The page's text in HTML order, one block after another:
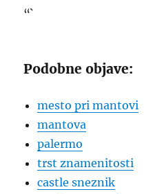
“`
Podobne objave:
mesto pri mantovi
mantova
palermo
trst znamenitosti
castle sneznik